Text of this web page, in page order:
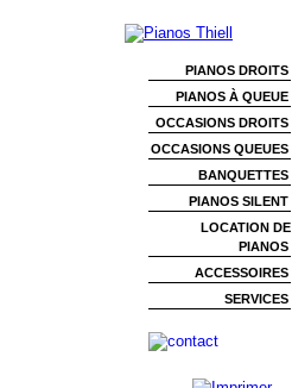
PIANOS DROITS
PIANOS À QUEUE
OCCASIONS DROITS
OCCASIONS QUEUES
BANQUETTES
PIANOS SILENT
LOCATION DE
PIANOS
ACCESSOIRES
SERVICES